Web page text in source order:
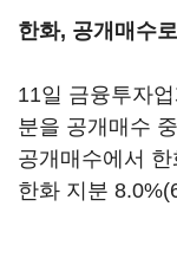
한화, 공개매수
11일 금융투자
분을 공개매수
공개매수에서
한화 지분